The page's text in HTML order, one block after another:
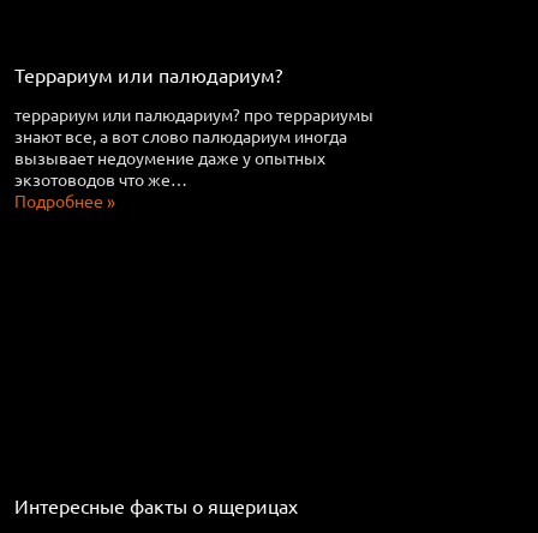
Террариум или палюдариум?
террариум или палюдариум? про террариумы
знают все, а вот слово палюдариум иногда
вызывает недоумение даже у опытных
экзотоводов что же…
Подробнее »
Интересные факты о ящерицах